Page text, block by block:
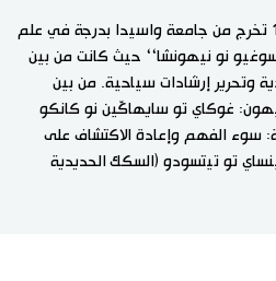
كاتب مستقل. ولد في عام 1957 تخرج من جامعة واسيدا بدرجة في علم
نو نيهونشا‘‘ حيث كانت من بين
وتحرير إرشادات سياحية. من بين
غوكاي تو سايهاكّين نو كانكو
سوء الفهم وإعادة الاكتشاف على
دايشينساي تو تيتسودو (السكك الحديدية